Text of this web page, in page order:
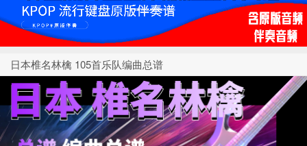
日本椎名林檎 105首乐队编曲总谱